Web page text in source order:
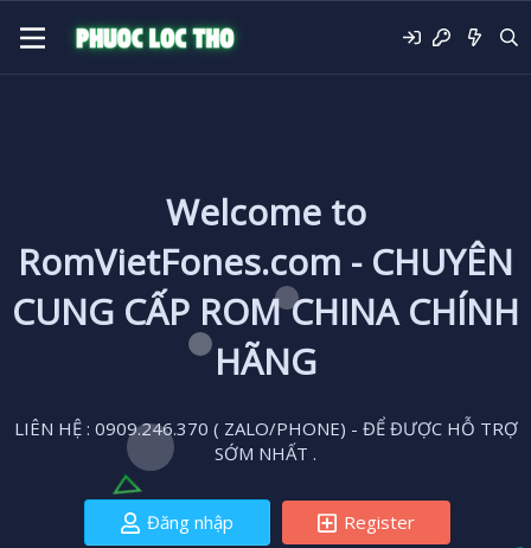
Welcome to
RomVietFones.com - CHUYÊN
CUNG CẤP ROM CHINA CHÍNH
HÃNG
LIÊN HỆ : 0909.246.370 ( ZALO/PHONE) - ĐỂ ĐƯỢC HỖ TRỢ
SỚM NHẤT .
Đăng nhập Register